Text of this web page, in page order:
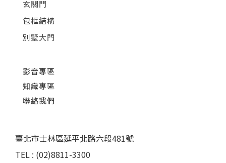
玄關門
包框結構
別墅大門
影音專區
知識專區
聯絡我們
臺北市士林區延平北路六段481號
TEL : (02)8811-3300